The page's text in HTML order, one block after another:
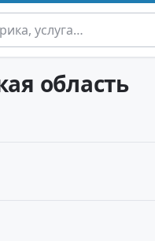
область